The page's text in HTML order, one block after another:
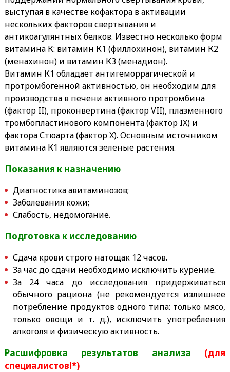
выступая в качестве кофактора в активации
нескольких факторов свертывания и
антикоагулянтных белков. Известно несколько форм
витамина К: витамин К1 (филлохинон), витамин К2
(менахинон) и витамин К3 (менадион).
Витамин К1 обладает антигеморрагической и
протромбогенной активностью, он необходим для
производства в печени активного протромбина
(фактор II), проконвертина (фактор VII), плазменного
тромбопластинового компонента (фактор IX) и
фактора Стюарта (фактор X). Основным источником
витамина К1 являются зеленые растения.
Показания к назначению
Диагностика авитаминозов;
Заболевания кожи;
Слабость, недомогание.
Подготовка к исследованию
Сдача крови строго натощак 12 часов.
За час до сдачи необходимо исключить курение.
За 24 часа до исследования придерживаться
обычного рациона (не рекомендуется излишнее
потребление продуктов одного типа: только мясо,
только овощи и т. д.), исключить употребления
алкоголя и физическую активность.
Расшифровка результатов анализа (для
специалистов!*)